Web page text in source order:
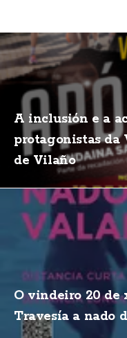
A inclusión e a
protagonistas
de Vilaño
O vindeiro 20 de
Travesía a nado